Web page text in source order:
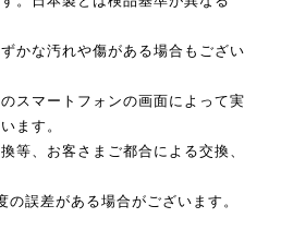
かな汚れや傷がある場合もござい
スマートフォンの画面によって実
ます。
等、お客さまご都合による交換、
の誤差がある場合がございます。